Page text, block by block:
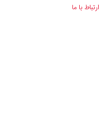
ارتباط با ما